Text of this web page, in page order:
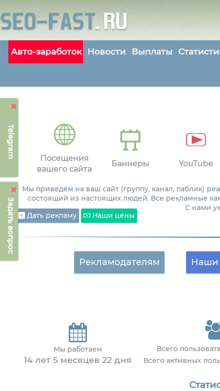
Telegram
Задать вопрос
Авто-заработок Новости Выплаты
Посещения
вашего сайта
Баннеры YouTube
Мы приведём на ваш сайт (группу, канал, паблик)
состоящий из настоящих людей. Все рекламные
С нами
Дать рекламу
Наши цены
Рекламодателям Наши
Мы работаем
14 лет 5 месяцев 22 дня
Всего
Всего активных